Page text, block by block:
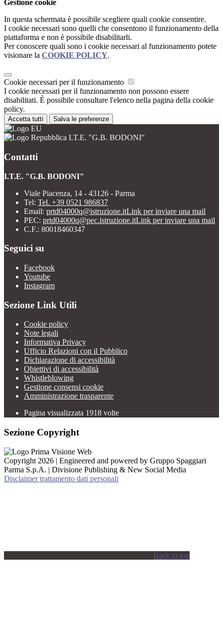
Gestione cookie
In questa schermata è possibile scegliere quali cookie consentire.
I cookie necessari sono quelli che consentono il funzionamento della
piattaforma e non è possibile disabilitarli.
Per conoscere quali sono i cookie necessari al funzionamento potete
visionare la COOKIE POLICY.
Cookie necessari per il funzionamento
I cookie necessari per il funzionamento non possono essere
disabilitati. È possibile consultare l'elenco nella pagina della cookie
policy.
Accetta tutti Salva le preferenze
I.T.E. "G.B. BODONI"
Contatti
I.T.E. "G.B. BODONI"
Viale Piacenza, 14 - 43126 - Parma
Tel: Tel. +39 0521 986837
Email: prtd04000q@istruzione.itLink per inviare una mail
PEC: prtd04000q@pec.istruzione.itLink per inviare una mail
C.F.: 80018460347
Seguici su
Facebook
Youtube
Instagram
Sezione Link Utili
Cookie policy
Note legali
Informativa Privacy
Ufficio Relazioni con il Pubblico
Dichiarazione di accessibilità
Obiettivi di accessibilità
Whistleblowing
Gestione consensi cookie
Amministrazione trasparente
Pagina visualizzata 1918 volte
Sezione Copyright
Copyright 2026 | Engineered and powered by Gruppo Spaggiari
Parma S.p.A. | Divisione Publishing & New Social Media
Disclaimer trattamento dati personali
Back to top